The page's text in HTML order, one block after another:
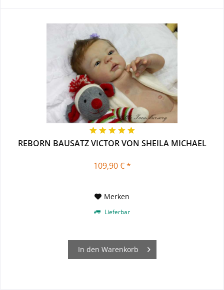
REBORN BAUSATZ VICTOR VON SHEILA MICHAEL
109,90 € *
Merken
Lieferbar
In den Warenkorb